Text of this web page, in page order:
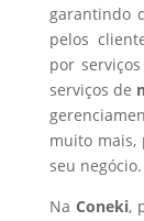
garantindo
pelos
por
serviços de
muito
seu negócio.
Na Coneki,